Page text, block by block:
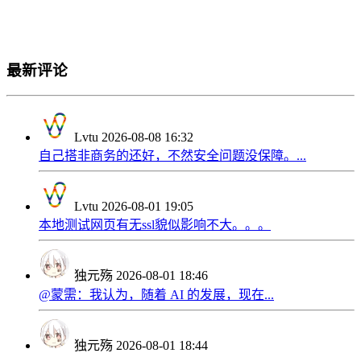
最新评论
Lvtu 2026-08-08 16:32
自己搭非商务的还好，不然安全问题没保障。...
Lvtu 2026-08-01 19:05
本地测试网页有无ssl貌似影响不大。。。
独元殇 2026-08-01 18:46
@蒙需：我认为，随着 AI 的发展，现在...
独元殇 2026-08-01 18:44